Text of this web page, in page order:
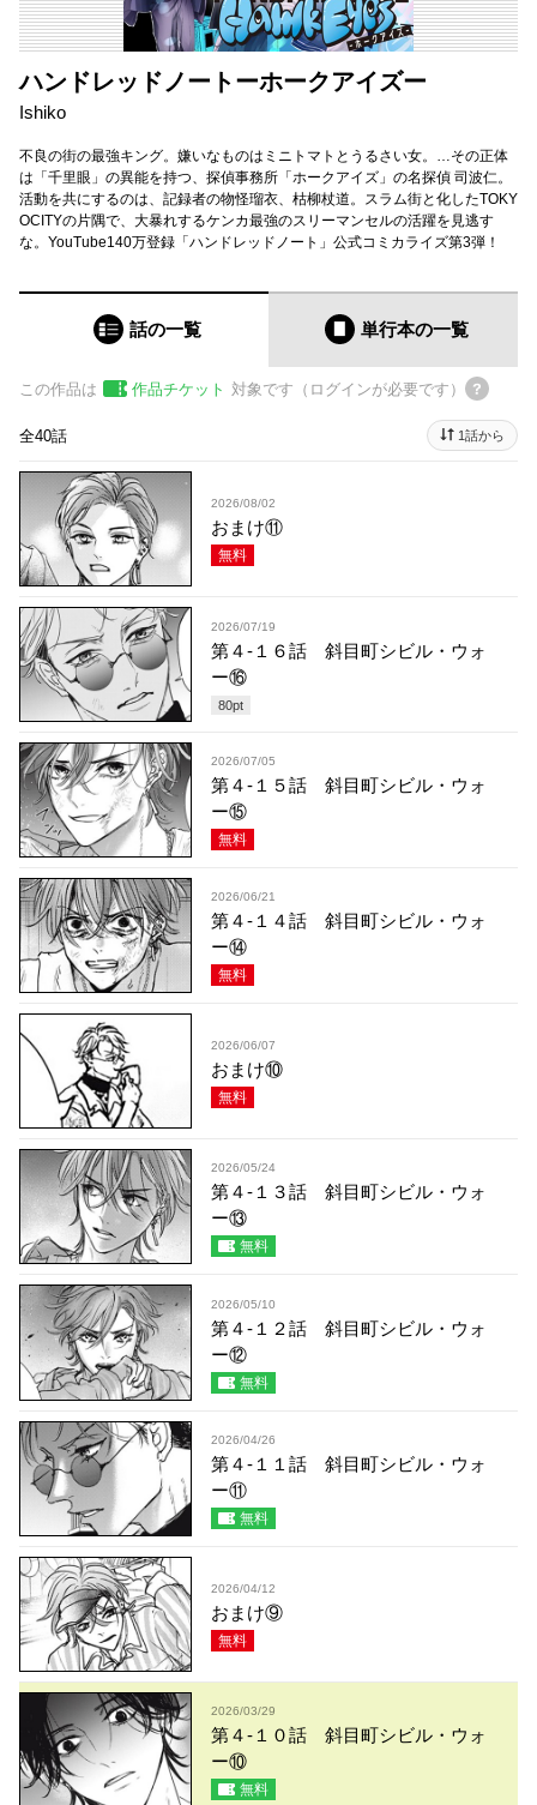
ハンドレッドノートーホークアイズー
Ishiko
不良の街の最強キング。嫌いなものはミニトマトとうるさい女。…その正体
は「千里眼」の異能を持つ、探偵事務所「ホークアイズ」の名探偵 司波仁。
活動を共にするのは、記録者の物怪瑠衣、枯柳杖道。スラム街と化したTOKY
OCITYの片隅で、大暴れするケンカ最強のスリーマンセルの活躍を見逃す
な。YouTube140万登録「ハンドレッドノート」公式コミカライズ第3弾！
話の一覧 単行本の一覧
この作品は 作品チケット 対象です（ログインが必要です）
全40話 1話から
2026/08/02
おまけ⑪
無料
2026/07/19
第４-１６話 斜目町シビル・ウォ
ー⑯
80pt
2026/07/05
第４-１５話 斜目町シビル・ウォ
ー⑮
無料
2026/06/21
第４-１４話 斜目町シビル・ウォ
ー⑭
無料
2026/06/07
おまけ⑩
無料
2026/05/24
第４-１３話 斜目町シビル・ウォ
ー⑬
無料
2026/05/10
第４-１２話 斜目町シビル・ウォ
ー⑫
無料
2026/04/26
第４-１１話 斜目町シビル・ウォ
ー⑪
無料
2026/04/12
おまけ⑨
無料
2026/03/29
第４-１０話 斜目町シビル・ウォ
ー⑩
無料